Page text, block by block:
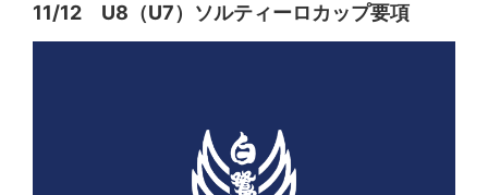
11/12 U8（U7）ソルティーロカップ要項